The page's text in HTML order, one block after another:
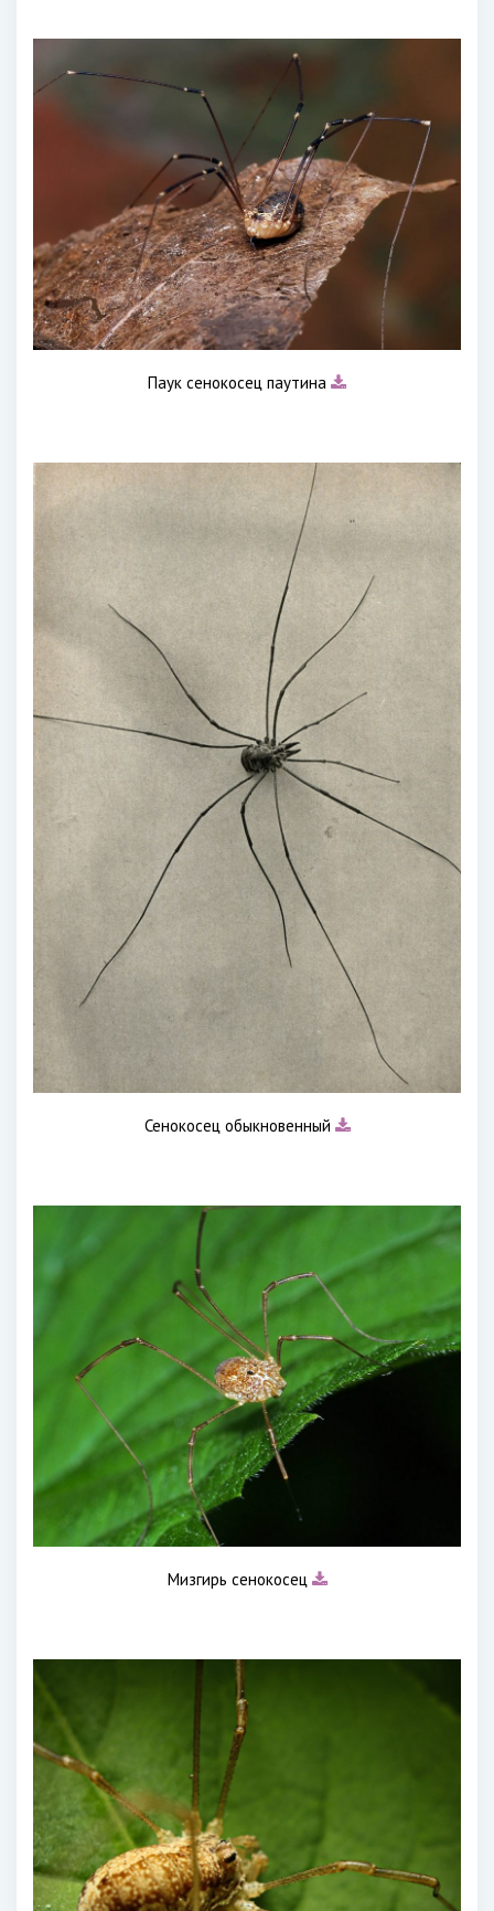
Паук сенокосец паутина
Сенокосец обыкновенный
Мизгирь сенокосец